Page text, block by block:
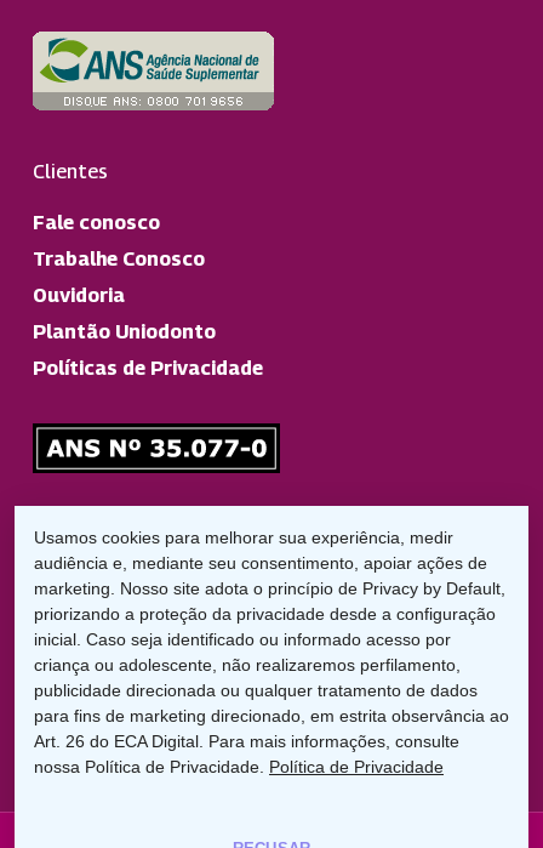
Clientes
Fale conosco
Trabalhe Conosco
Ouvidoria
Plantão Uniodonto
Políticas de Privacidade
Responsável Técnico
Dr. Diego Garbelini Lorena
CRO/PR: 21826
LGPD:
Encarregado de Proteção de Dados
Cláudio C. Braga
dpo@uniodontolondrina.coop.br
Usamos cookies para melhorar sua experiência, medir
audiência e, mediante seu consentimento, apoiar ações de
marketing. Nosso site adota o princípio de Privacy by Default,
priorizando a proteção da privacidade desde a configuração
inicial. Caso seja identificado ou informado acesso por
criança ou adolescente, não realizaremos perfilamento,
publicidade direcionada ou qualquer tratamento de dados
para fins de marketing direcionado, em estrita observância ao
Art. 26 do ECA Digital. Para mais informações, consulte
nossa Política de Privacidade. Política de Privacidade